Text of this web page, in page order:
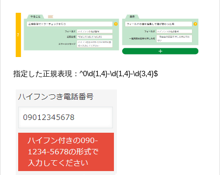
指定した正規表現：^0\d{1,4}-\d{1,4}-\d{3,4}$